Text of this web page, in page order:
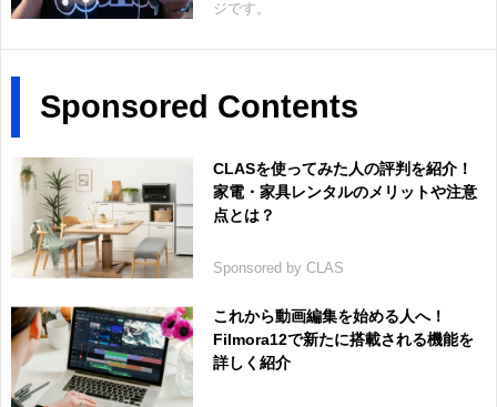
ジです。
Sponsored Contents
CLASを使ってみた人の評判を紹介！
家電・家具レンタルのメリットや注意
点とは？
Sponsored by CLAS
これから動画編集を始める人へ！
Filmora12で新たに搭載される機能を
詳しく紹介